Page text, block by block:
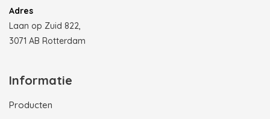
Adres
Laan op Zuid 822,
3071 AB Rotterdam
Informatie
Producten